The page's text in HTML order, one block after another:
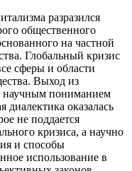
разразился
общественного
на частной
Глобальный кризис
сферы и области
Выход из
научным пониманием
оказалась
не поддается
кризиса, а научно
и способы
использование в